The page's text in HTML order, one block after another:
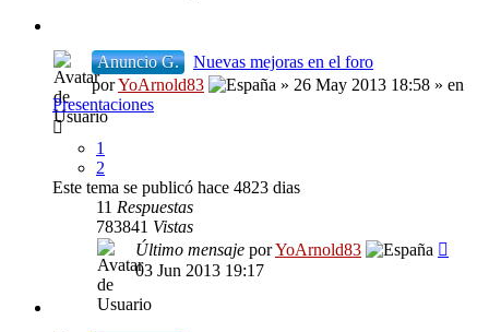
Anuncio G.
Nuevas mejoras en el foro
porYoArnold83
» 26 May 2013 18:58 » en
Presentaciones
1
2
Este tema se publicó hace 4823 dias
11 Respuestas
783841 Vistas
Último mensaje porYoArnold83
03 Jun 2013 19:17